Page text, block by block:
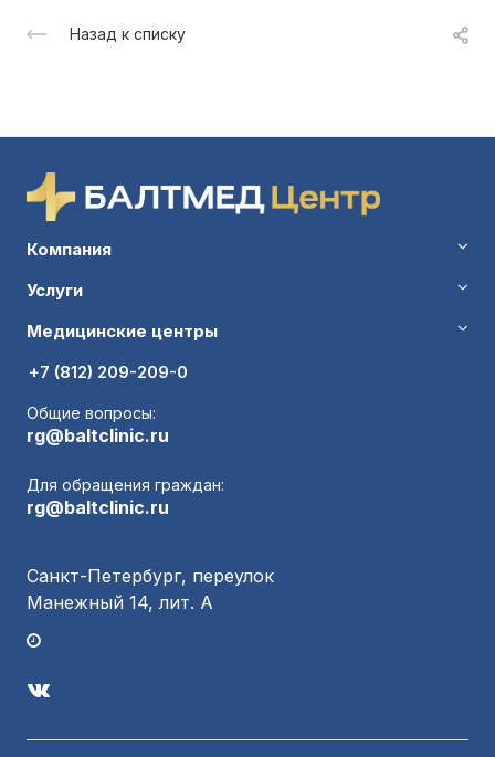
Назад к списку
Компания
Услуги
Медицинские центры
+7 (812) 209-209-0
Общие вопросы:
rg@baltclinic.ru
Для обращения граждан:
rg@baltclinic.ru
Санкт-Петербург, переулок
Манежный 14, лит. А